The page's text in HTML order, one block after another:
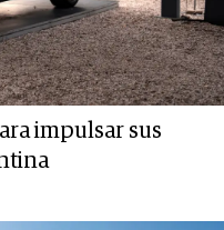
impulsar sus